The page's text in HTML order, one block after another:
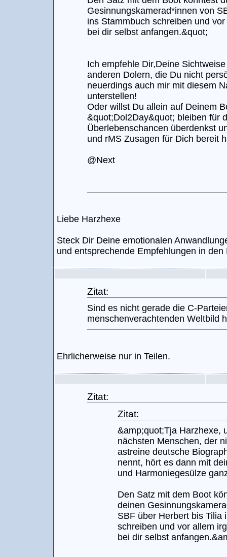
Gesinnungskamerad*innen von
ins Stammbuch schreiben und
bei dir selbst anfangen.&quot;
Ich empfehle Dir,Deine
anderen Dolern, die Du nicht
neuerdings auch mir mit diesem
unterstellen!
Oder willst Du allein auf Deinem
&quot;Dol2Day&quot; bleiben für
Überlebenschancen überdenkst
und rMS Zusagen für Dich bereit
@Next
Liebe Harzhexe
Steck Dir Deine emotionalen
und entsprechende Empfehlungen in den
Zitat:
Sind es nicht gerade die C-
menschenverachtenden Weltbild
Ehrlicherweise nur in Teilen.
Zitat:
Zitat:
&amp;quot;Tja Harzhexe,
nächsten Menschen, der
astreine deutsche
nennt, hört es dann mit
und Harmoniegesülze
Den Satz mit dem Boot
deinen
SBF über Herbert bis Tilia
schreiben und vor allem
bei dir selbst